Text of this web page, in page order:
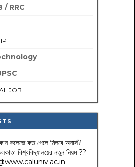
/ RRC
JOB
কলেজে কত পেলে মিলবে অনার্স?
বিশ্ববিদ্যালয়ের নতুন নিয়ম??